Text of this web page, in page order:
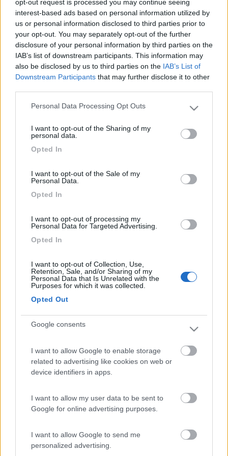
opt-out request is processed you may continue seeing
interest-based ads based on personal information utilized by
us or personal information disclosed to third parties prior to
your opt-out. You may separately opt-out of the further
disclosure of your personal information by third parties on the
IAB’s list of downstream participants. This information may
also be disclosed by us to third parties on the IAB’s List of
Downstream Participants that may further disclose it to other
Please note that this website/app uses one or more Google
not limited to your visit or usage behaviour. You may click to
use your data for below specified purposes in below Google
Personal Data Processing Opt Outs
I want to opt-out of the Sharing of my
personal data.
Opted In
I want to opt-out of the Sale of my
Personal Data.
Opted In
I want to opt-out of processing my
Personal Data for Targeted Advertising.
Opted In
I want to opt-out of Collection, Use,
Retention, Sale, and/or Sharing of my
Personal Data that Is Unrelated with the
Purposes for which it was collected.
Opted Out
Google consents
I want to allow Google to enable storage
related to advertising like cookies on web or
device identifiers in apps.
I want to allow my user data to be sent to
Google for online advertising purposes.
I want to allow Google to send me
personalized advertising.
dama1156
8
Inserito il15/09/2018 alle:14:03:54
ciao
grazie
asia
dama1156
3722
Inserito il 15/09/2018
Tutta la zona di cabo de gata. Noi ci siamo andati gli ultimi 4
Bellissime spiagge, tranquillo, sosta facile e fai ancora il bagno.
18835
16:36:00
Intanto puoi guardare qua, questi sono posti che abbiamo fatto
Spagna ci sono le feste nazionali o regionali, perche dove
altrimenti ci hanno lasciato tranquillamente in libera, il giorno di
festa percio il ponte lungo ci hanno detto che non si puo
pernottare. Infatti era pieno di macchine.
Jana - Mente Semplice tessera n.3 Komu neni zhury dano, v apatice nekoupi.